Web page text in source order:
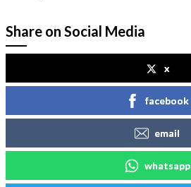
Share on Social Media
x
facebook
email
whatsapp